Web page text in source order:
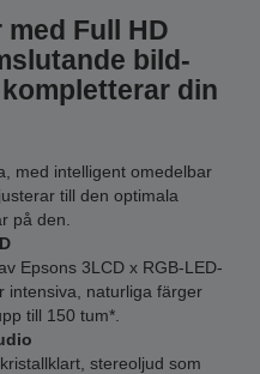
Full HD
bild-
din
med intelligent omedelbar
till den optimala
på den.
Epsons 3LCD x RGB-LED-
intensiva, naturliga färger
till 150 tum*.
stereoljud som